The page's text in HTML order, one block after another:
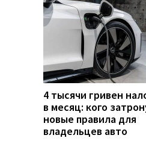
4 тысячи гривен
в месяц: кого
новые правила для
владельцев авто